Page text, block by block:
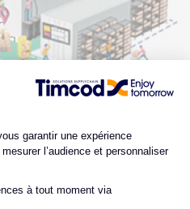
votre transition vers la
sur les nouvelles
la révolution digitale.
l’article